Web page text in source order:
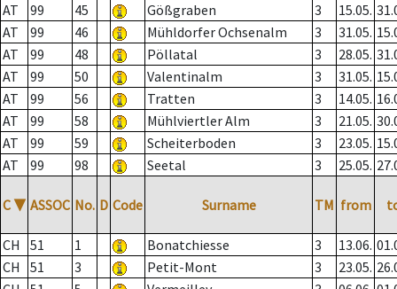
AT
99 45 Gößgraben 3 15.05.
AT
99 46 Mühldorfer Ochsenalm 3 31.05.
AT
99 48 Pöllatal 3 28.05.
AT
99 50 Valentinalm 3 31.05.
AT
99 56 Tratten 3 14.05.
AT
99 58 Mühlviertler Alm 3 21.05.
AT
99 59 Scheiterboden 3 23.05.
AT
99 98 Seetal 3 25.05.
C ▼ ASSOC No. D Code Surname TM from
CH 51 1 Bonatchiesse 3 13.06.
CH
51 3 Petit-Mont 3 23.05.